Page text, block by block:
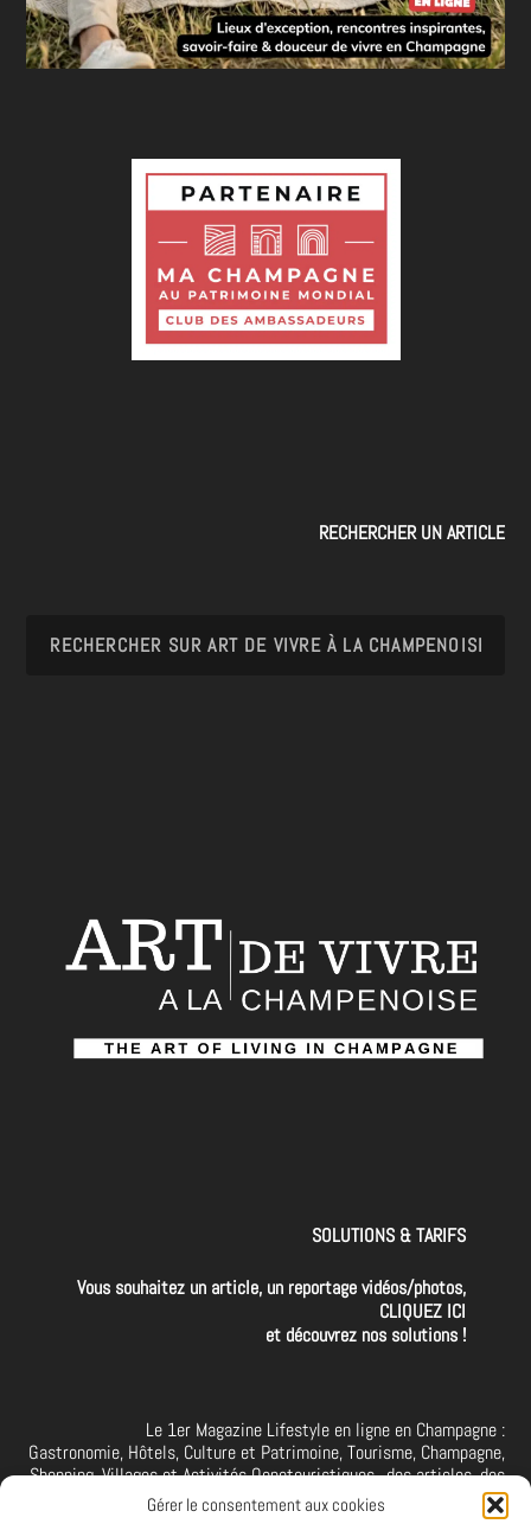
Gérer le consentement aux cookies
RECHERCHER UN ARTICLE
SOLUTIONS & TARIFS
Vous souhaitez un article, un reportage vidéos/photos,
CLIQUEZ ICI
et découvrez nos solutions !
Le 1er Magazine Lifestyle en ligne en Champagne :
Gastronomie, Hôtels, Culture et Patrimoine, Tourisme, Champagne,
Shopping, Villages et Activités Oenotouristiques.. des articles, des
interviews, des vidéos et photos de la Champagne. A retrouver et à